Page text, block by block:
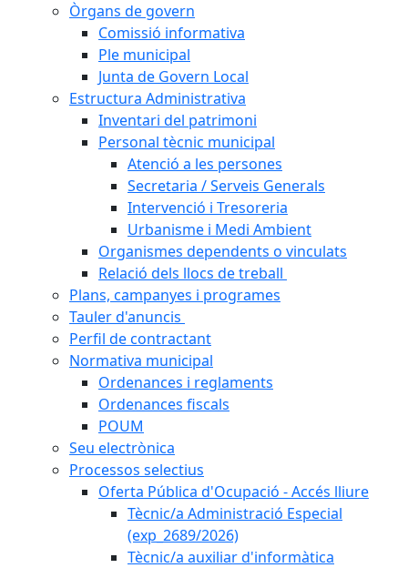
Òrgans de govern
Comissió informativa
Ple municipal
Junta de Govern Local
Estructura Administrativa
Inventari del patrimoni
Personal tècnic municipal
Atenció a les persones
Secretaria / Serveis Generals
Intervenció i Tresoreria
Urbanisme i Medi Ambient
Organismes dependents o vinculats
Relació dels llocs de treball
Plans, campanyes i programes
Tauler d'anuncis
Perfil de contractant
Normativa municipal
Ordenances i reglaments
Ordenances fiscals
POUM
Seu electrònica
Processos selectius
Oferta Pública d'Ocupació - Accés lliure
Tècnic/a Administració Especial
(exp_2689/2026)
Tècnic/a auxiliar d'informàtica